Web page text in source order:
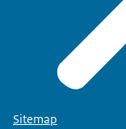
Sitemap